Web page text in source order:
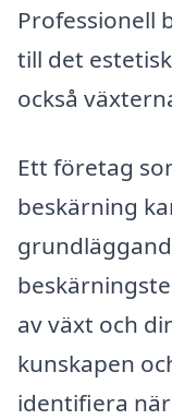
Professionell
till det
också
Ett företag
beskärning
av växt och
kunskapen
identifiera